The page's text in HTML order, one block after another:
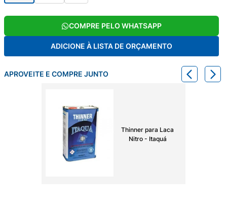
COMPRE PELO WHATSAPP
ADICIONE À LISTA DE ORÇAMENTO
APROVEITE E COMPRE JUNTO
Thinner para Laca
Nitro - Itaquá